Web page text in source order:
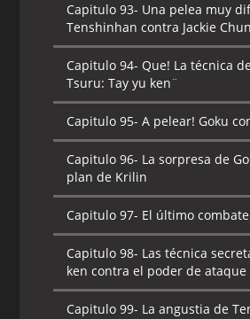
Capitulo 93- Una pelea muy
Tenshinhan contra Jackie Chun
Capitulo 94- Que! La técnica
Tsuru: Tay yu ken¨
Capitulo 95- A pelear! Goku
Capitulo 96- La sorpresa de
plan de Krilin
Capitulo 97- El último combate
Capitulo 98- Las técnica
ken contra el poder de ataque
Capitulo 99- La angustia de